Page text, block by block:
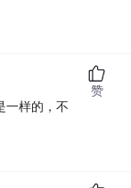
一样的，不
赞